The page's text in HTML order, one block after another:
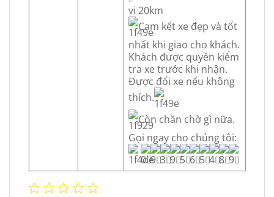
vi 20km
Cam kết xe đẹp và tốt
nhất khi giao cho khách.
Khách được quyền kiểm
tra xe trước khi nhận.
Được đổi xe nếu không
thích.
Còn chần chờ gì nữa.
Gọi ngay cho chúng tôi: